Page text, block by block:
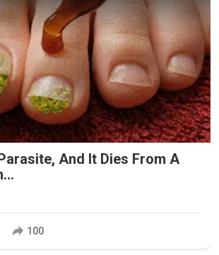
And It Dies From A
100